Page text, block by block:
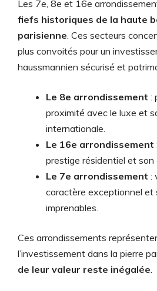
Les 7e, 8e et 16e
fiefs historiques de la haute
parisienne. Ces secteurs
plus convoités pour un
haussmannien sécurisé et
Le 8e arrondissement :
proximité avec le luxe et
internationale.
Le 16e arrondissement
prestige résidentiel et son
Le 7e arrondissement :
caractère exceptionnel et
imprenables.
Ces arrondissements
l’investissement dans la pierre
de leur valeur reste inégalée.